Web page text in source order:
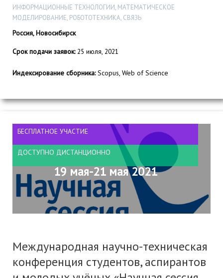
ИНФОРМАЦИОННЫЕ ТЕХНОЛОГИИ, МАТЕМАТИЧЕСКОЕ
МОДЕЛИРОВАНИЕ, РОБОТОТЕХНИКА, СВЯЗЬ
Россия, Новосибирск
Срок подачи заявок:25 июля, 2021
Индексирование сборника:Scopus, Web of Science
БЕСПЛАТНОЕ УЧАСТИЕ
ДОСТУПНО ДИСТАНЦИОННО
19 мая-21 мая 2021
Международная научно-техническая
конференция студентов, аспирантов